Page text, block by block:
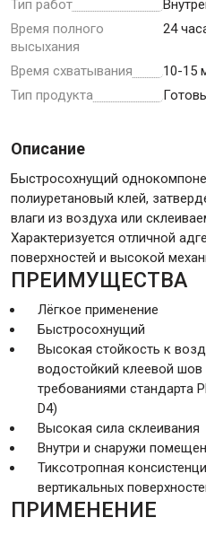
Тип работ
Время полного
высыхания
24
Время схватывания
10-15
Тип продукта
Описание
Быстросохнущий
полиуретановый клей,
влаги из воздуха или
Характеризуется отличной
поверхностей и высокой
ПРЕИМУЩЕСТВА
Лёгкое применение
Быстросохнущий
Высокая стойкость к
водостойкий клеевой шов
требованиями стандарта
D4)
Высокая сила склеивания
Внутри и снаружи
Тиксотропная
вертикальных
ПРИМЕНЕНИЕ
Крепежи
Анкеры
Монтажные ленты
Канаты, шнуры
Всё для
Товары для бани и сауны
Оборудование для